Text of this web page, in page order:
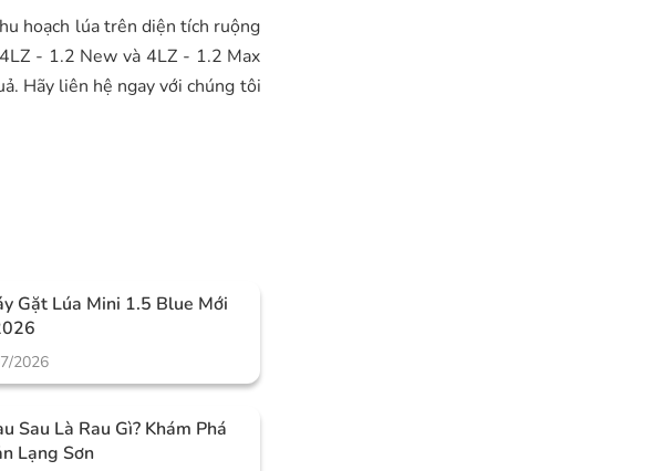
hoạch lúa trên diện tích ruộng
- 1.2 New và 4LZ - 1.2 Max
Hãy liên hệ ngay với chúng tôi
Gặt Lúa Mini 1.5 Blue Mới
2026
Sau Là Rau Gì? Khám Phá
Lạng Sơn